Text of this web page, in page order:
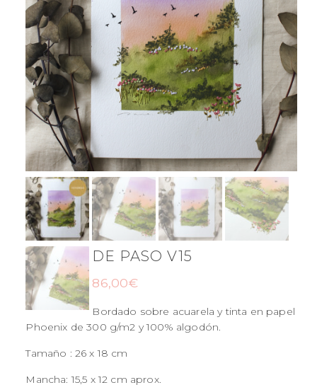
DE PASO V15
86,00€
Bordado sobre acuarela y tinta en papel
Phoenix de 300 g/m2 y 100% algodón.
Tamaño : 26 x 18 cm
Mancha: 15,5 x 12 cm aprox.